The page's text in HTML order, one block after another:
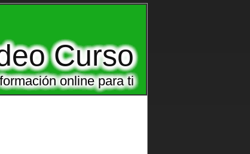
Curso
online para ti